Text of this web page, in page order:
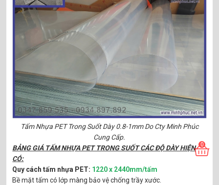
Tấm Nhựa PET Trong Suốt Dày 0.8-1mm Do Cty Minh Phúc
Cung Cấp.
BẢNG GIÁ TẤM NHỰA PET TRONG SUỐT CÁC ĐỘ DÀY HIỆN
CÓ:
Quy cách tấm nhựa PET: 1220 x 2440mm/tấm
Bề mặt tấm có lớp màng bảo vệ chống trầy xước.
0